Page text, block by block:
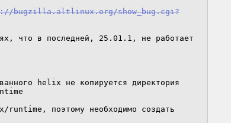
bugzilla.altlinux.org/show_bug.cgi?
что в последней, 25.01.1, не работает
helix не копируется директория
поэтому необходимо создать